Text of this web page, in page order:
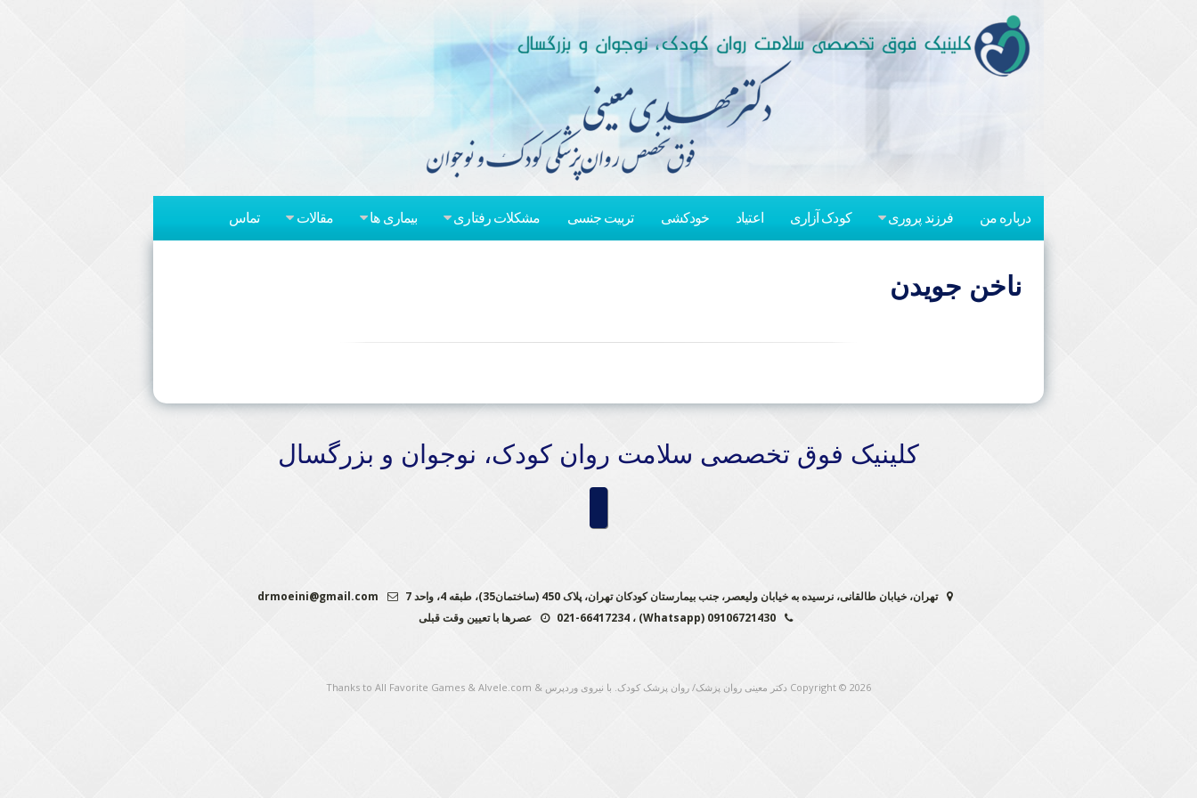
محتوا
تماس مقالات بیماری ها مشکلات رفتاری تربیت جنسی خودکشی اعتیاد کودک آزاری فرزند پروری درباره من
ناخن جویدن
کلینیک فوق تخصصی سلامت روان کودک، نوجوان و بزرگسال
تهران، خیابان طالقانی، نرسیده به خیابان ولیعصر، جنب بیمارستان کودکان تهران، پلاک 450 (ساختمان35)، طبقه 4، واحد 7
drmoeini@gmail.com
09106721430 (Whatsapp) ، 021-66417234
عصرها با تعیین وقت قبلی
Copyright © 2026 دکتر معینی روان پزشک/ روان پزشک کودک. با نیروی وردپرس &
Thanks to All Favorite Games & Alvele.com